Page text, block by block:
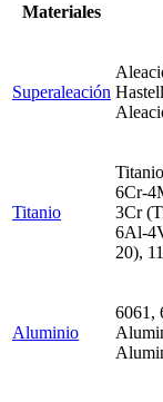
Materiales
Superaleación
Titanio
6Cr-
3Cr
6Al-
20),
Aluminio
6061,